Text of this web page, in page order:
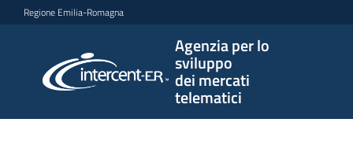
Vai al contenuto
Vai alla navigazione
Vai al footer
Regione Emilia-Romagna
Agenzia per lo
sviluppo
dei mercati
telematici
per lo
sviluppo